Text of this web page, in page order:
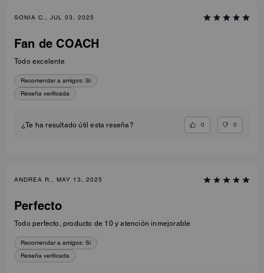
SONIA C., JUL 03, 2025
Fan de COACH
Todo excelente
Recomendar a amigos: Sí
Reseña verificada
¿Te ha resultado útil esta reseña? 0 0
ANDREA R., MAY 13, 2025
Perfecto
Todo perfecto, producto de 10 y atención inmejorable
Recomendar a amigos: Sí
Reseña verificada